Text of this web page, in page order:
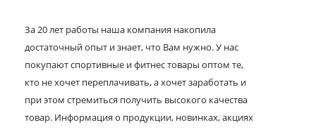
За 20 лет работы наша компания накопила
достаточный опыт и знает, что Вам нужно. У нас
покупают спортивные и фитнес товары оптом те,
кто не хочет переплачивать, а хочет заработать и
при этом стремиться получить высокого качества
товар. Информация о продукции, новинках, акциях